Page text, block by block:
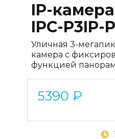
IP-
IPC-P3IP-
Уличная 3-
камера с
функцией
5390 ₽